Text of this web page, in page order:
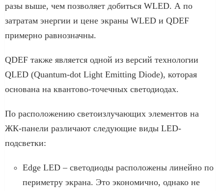
разы выше, чем позволяет добиться WLED. А по
затратам энергии и цене экраны WLED и QDEF
примерно равнозначны.
QDEF также является одной из версий технологии
QLED (Quantum-dot Light Emitting Diode), которая
основана на квантово-точечных светодиодах.
По расположению светоизлучающих элементов на
ЖК-панели различают следующие виды LED-
подсветки:
Edge LED – светодиоды расположены линейно по
периметру экрана. Это экономично, однако не